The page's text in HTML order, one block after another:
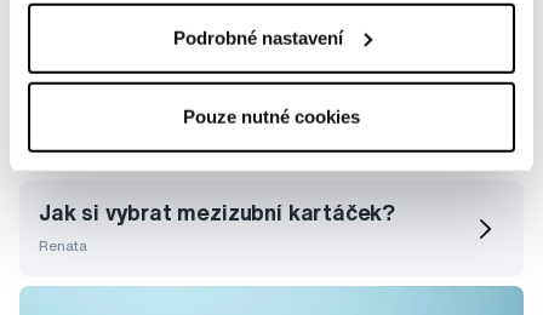
Podrobné nastavení
Pouze nutné cookies
Petra
Rozdíl v mezizubních kartáčcích TePe
soft a Extra soft
Jak si vybrat mezizubní kartáček?
Renata